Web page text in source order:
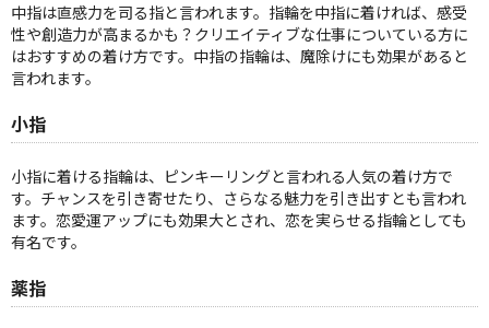
中指は直感力を司る指と言われます。指輪を中指に着ければ、感受
性や創造力が高まるかも？クリエイティブな仕事についている方に
はおすすめの着け方です。中指の指輪は、魔除けにも効果があると
言われます。
小指
小指に着ける指輪は、ピンキーリングと言われる人気の着け方で
す。チャンスを引き寄せたり、さらなる魅力を引き出すとも言われ
ます。恋愛運アップにも効果大とされ、恋を実らせる指輪としても
有名です。
薬指